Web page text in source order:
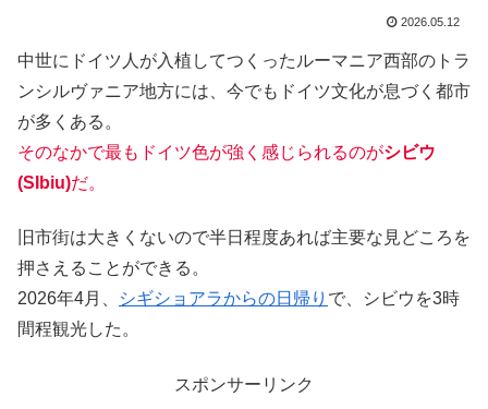
2026.05.12
中世にドイツ人が入植してつくったルーマニア西部のトラ
ンシルヴァニア地方には、今でもドイツ文化が息づく都市
が多くある。
そのなかで最もドイツ色が強く感じられるのがシビウ
(SIbiu)だ。
旧市街は大きくないので半日程度あれば主要な見どころを
押さえることができる。
2026年4月、
シギショアラからの日帰り で、シビウを3時
間程観光した。
スポンサーリンク